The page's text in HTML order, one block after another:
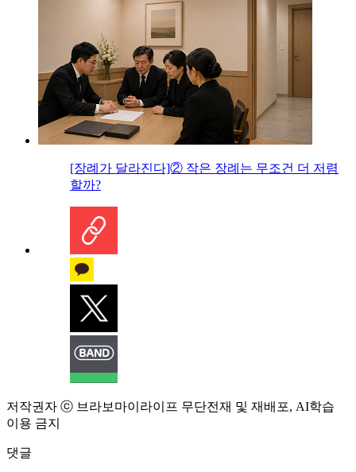
[장례가 달라진다]② 작은 장례는 무조건 더 저렴
할까?
저작권자 ⓒ 브라보마이라이프 무단전재 및 재배포, AI학습
이용 금지
댓글